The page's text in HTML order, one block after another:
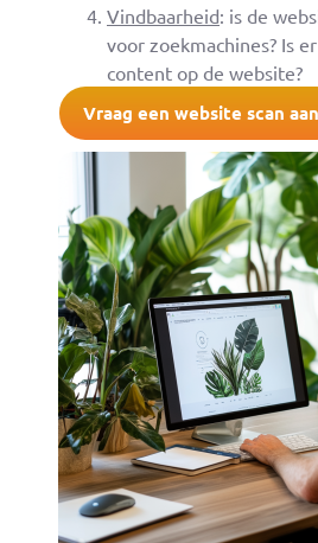
Vindbaarheid: is de
voor zoekmachines? Is
content op de website?
Vraag een website scan aan